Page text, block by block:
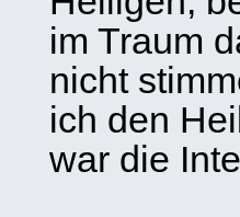
im Traum
nicht
ich den
war die